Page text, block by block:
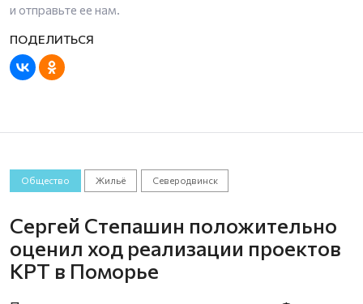
и отправьте ее нам.
Общество Жильё Северодвинск
Сергей Степашин положительно
оценил ход реализации проектов
КРТ в Поморье